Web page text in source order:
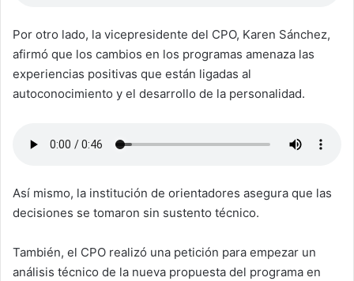
Por otro lado, la vicepresidente del CPO, Karen Sánchez,
afirmó que los cambios en los programas amenaza las
experiencias positivas que están ligadas al
autoconocimiento y el desarrollo de la personalidad.
Así mismo, la institución de orientadores asegura que las
decisiones se tomaron sin sustento técnico.
También, el CPO realizó una petición para empezar un
análisis técnico de la nueva propuesta del programa en